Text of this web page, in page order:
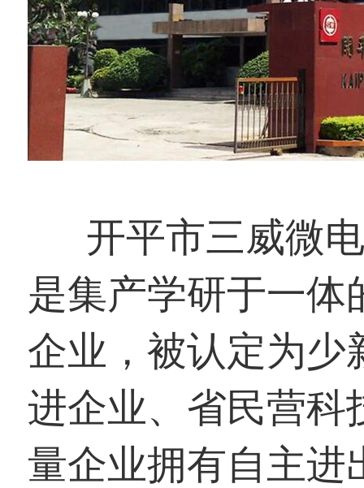
开平市三威微电
是集产学研于一体
企业，被认定为少
进企业、省民营科
量企业拥有自主进